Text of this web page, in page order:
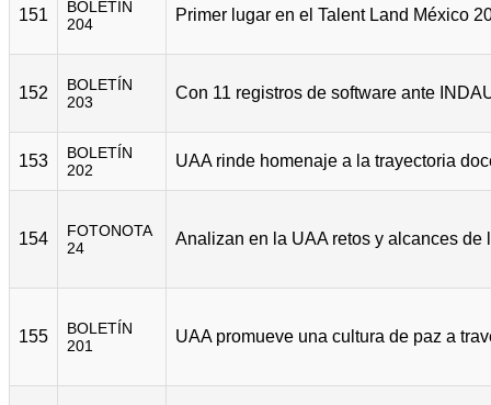
151
BOLETÍN
204
152
BOLETÍN
203
153
BOLETÍN
202
154
FOTONOTA
24
155
BOLETÍN
201